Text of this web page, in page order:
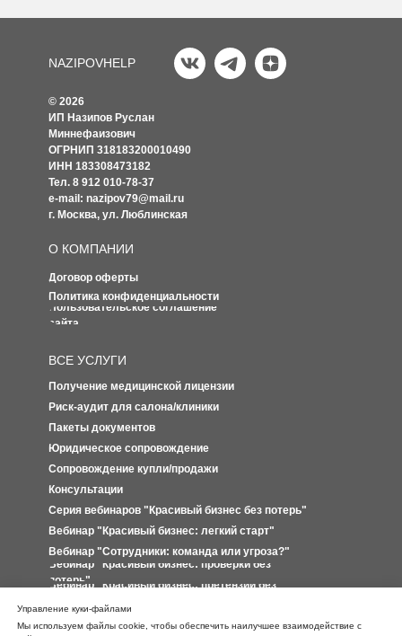
Иные вебинары
Вебинар "Красивый бизнес: претензии без
Вебинар "Красивый бизнес: проверки без
потерь"
Вебинар "Сотрудники: команда или угроза?"
Вебинар "Красивый бизнес: легкий старт"
Серия вебинаров "Красивый бизнес без потерь"
Консультации
Сопровождение купли/продажи
Юридическое сопровождение
Пакеты документов
Риск-аудит для салона/клиники
Получение медицинской лицензии
ВСЕ УСЛУГИ
Пользовательское соглашение
сайта
Политика конфиденциальности
Договор оферты
О КОМПАНИИ
© 2026
ИП Назипов Руслан
Миннефаизович
ОГРНИП 318183200010490
ИНН 183308473182
Тел. 8 912 010-78-37
e-mail: nazipov79@mail.ru
г. Москва, ул. Люблинская
NAZIPOVHELP
Управление куки-файлами
Мы используем файлы cookie, чтобы обеспечить наилучшее взаимодействие с